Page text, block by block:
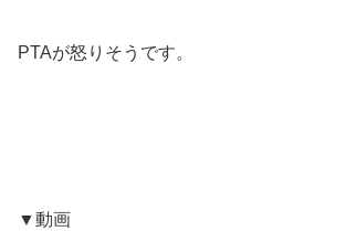
PTAが怒りそうです。
▼動画